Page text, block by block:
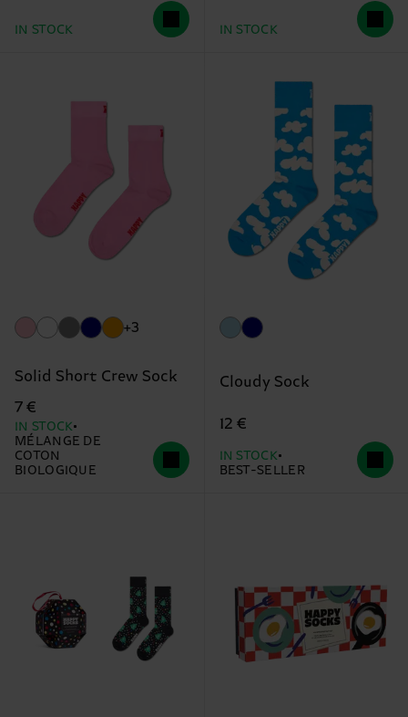
IN STOCK IN STOCK
+3
Solid Short Crew Sock
7 €
IN STOCK
MÉLANGE DE
COTON
BIOLOGIQUE
Cloudy Sock
12 €
IN STOCK
BEST-SELLER